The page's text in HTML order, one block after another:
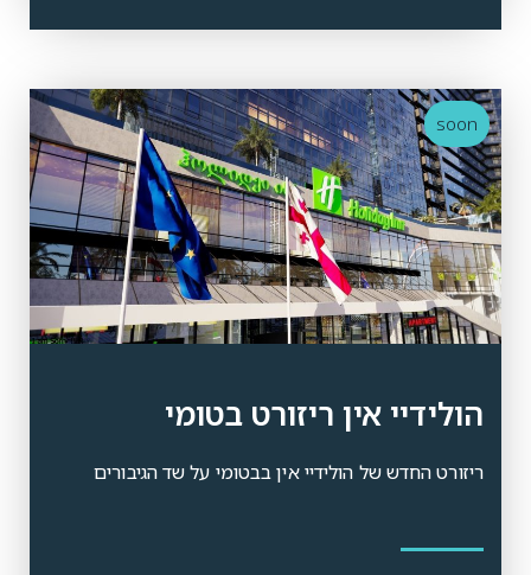
soon
הולידיי אין ריזורט בטומי
ריזורט החדש של הולידיי אין בבטומי על שד הגיבורים